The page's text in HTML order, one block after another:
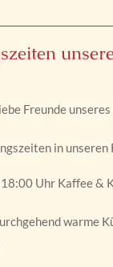
Freunde unseres
in unseren
Uhr Kaffee &
warme